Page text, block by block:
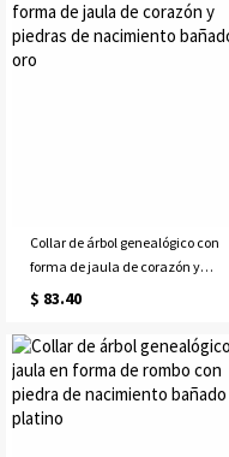
Collar de árbol genealógico con
forma de jaula de corazón y
piedras de nacimiento bañado en
$ 83.40